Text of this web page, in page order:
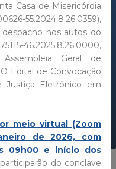
Judicial
Judicial
Casa de Misericórdia
55.2024.8.26.0359),
nos autos do
46.2025.8.26.0000,
Geral de
Edital de Convocação
Justiça Eletrônico em
meio virtual (Zoom
de 2026, com
09h00 e início dos
do conclave